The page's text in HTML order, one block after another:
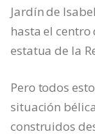
Jardín de
hasta el
estatua de la
Pero todos
situación
construidos